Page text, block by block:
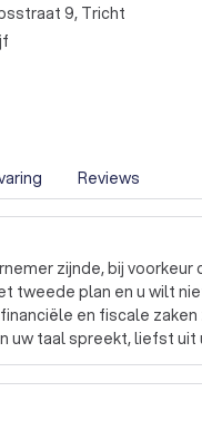
9, Tricht
Reviews
zijnde, bij
tweede plan en u wilt
en fiscale
uw taal spreekt, liefst uit
deskundig, ervaren en
inspelen. En